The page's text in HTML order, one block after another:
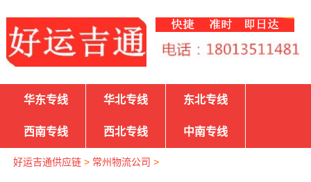
华东专线 华北专线 东北专线
西南专线 西北专线 中南专线
好运吉通供应链> 常州物流公司 >